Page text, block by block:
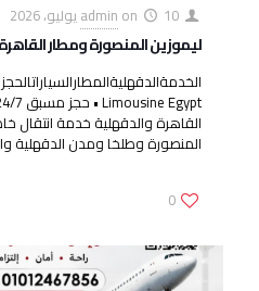
admin on 10 يوليو، 2026
ليموزين المنصورة ومطار
القاهرة والدقهلية خدمة انتقال
المنصورة وطلخا ومدن الدقهلية
0